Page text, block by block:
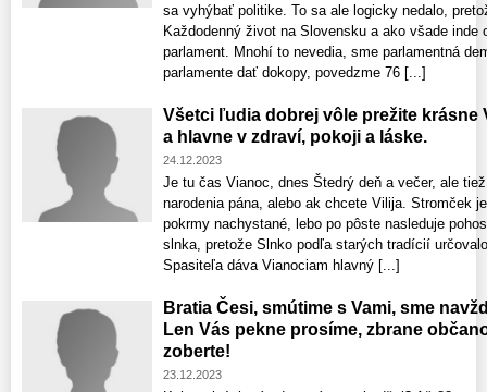
sa vyhýbať politike. To sa ale logicky nedalo,
Každodenný život na Slovensku a ako všade inde
parlament. Mnohí to nevedia, sme parlamentná
parlamente dať dokopy, povedzme 76 [...]
Všetci ľudia dobrej vôle prežite
a hlavne v zdraví, pokoji a láske.
24.12.2023
Je tu čas Vianoc, dnes Štedrý deň a večer, ale
narodenia pána, alebo ak chcete Vilija. Stromček
pokrmy nachystané, lebo po pôste nasleduje
slnka, pretože Slnko podľa starých tradícií
Spasiteľa dáva Vianociam hlavný [...]
Bratia Česi, smútime s Vami, sme
Len Vás pekne prosíme, zbrane
zoberte!
23.12.2023